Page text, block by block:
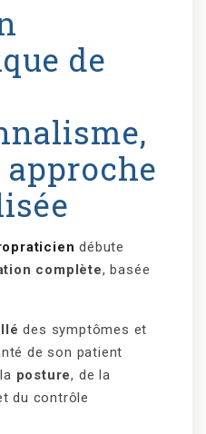
de
débute
complète, basée
des symptômes et
de son patient
posture, de la
du contrôle